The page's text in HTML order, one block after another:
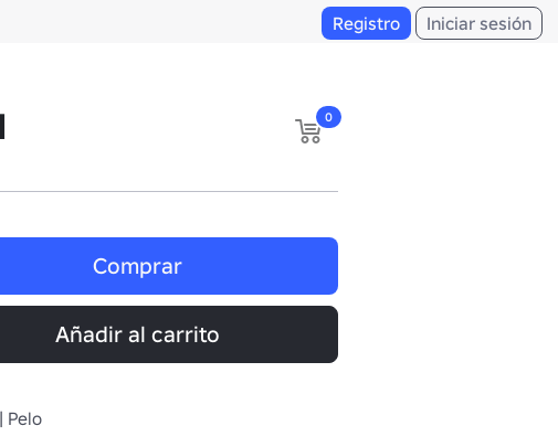
Registro Iniciar sesión
0
Comprar
Añadir al carrito
Pelo